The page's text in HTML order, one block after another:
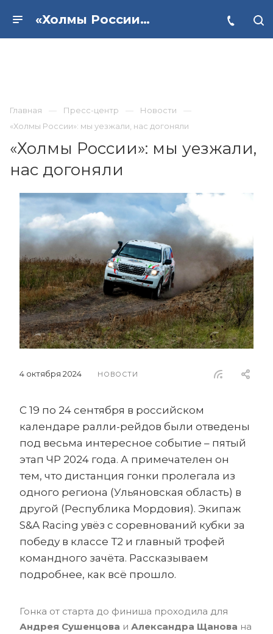
«Холмы России»: мы уезжали, нас догоняли
Главная Пресс-центр
Новости
«Холмы России»: мы уезжали, нас догоняли
«Холмы России»: мы уезжали,
нас догоняли
4 октября 2024 НОВОСТИ
С 19 по 24 сентября в российском
календаре ралли-рейдов были отведены
под весьма интересное событие – пятый
этап ЧР 2024 года. А примечателен он
тем, что дистанция гонки пролегала из
одного региона (Ульяновская область) в
другой (Республика Мордовия). Экипаж
S&A Racing увёз с соревнований кубки за
победу в классе Т2 и главный трофей
командного зачёта. Рассказываем
подробнее, как всё прошло.
Гонка от старта до финиша проходила для
Андрея Сушенцова и Александра Щанова на